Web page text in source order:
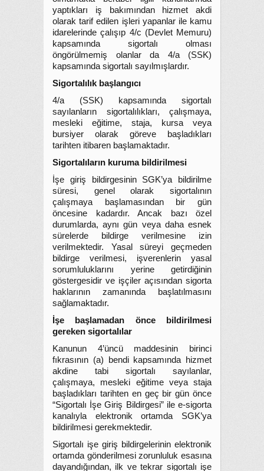
yaptıkları iş bakımından hizmet akdi
olarak tarif edilen işleri yapanlar ile kamu
idarelerinde çalışıp 4/c (Devlet Memuru)
kapsamında sigortalı olması
öngörülmemiş olanlar da 4/a (SSK)
kapsamında sigortalı sayılmışlardır.
Sigortalılık başlangıcı
4/a (SSK) kapsamında sigortalı
sayılanların sigortalılıkları, çalışmaya,
mesleki eğitime, staja, kursa veya
bursiyer olarak göreve başladıkları
tarihten itibaren başlamaktadır.
Sigortalıların kuruma bildirilmesi
İşe giriş bildirgesinin SGK’ya bildirilme
süresi, genel olarak sigortalının
çalışmaya başlamasından bir gün
öncesine kadardır. Ancak bazı özel
durumlarda, aynı gün veya daha esnek
sürelerde bildirge verilmesine izin
verilmektedir. Yasal süreyi geçmeden
bildirge verilmesi, işverenlerin yasal
sorumluluklarını yerine getirdiğinin
göstergesidir ve işçiler açısından sigorta
haklarının zamanında başlatılmasını
sağlamaktadır.
İşe başlamadan önce bildirilmesi
gereken sigortalılar
Kanunun 4’üncü maddesinin birinci
fıkrasının (a) bendi kapsamında hizmet
akdine tabi sigortalı sayılanlar,
çalışmaya, mesleki eğitime veya staja
başladıkları tarihten en geç bir gün önce
“Sigortalı İşe Giriş Bildirgesi” ile e-sigorta
kanalıyla elektronik ortamda SGK’ya
bildirilmesi gerekmektedir.
Sigortalı işe giriş bildirgelerinin elektronik
ortamda gönderilmesi zorunluluk esasına
dayandığından, ilk ve tekrar sigortalı işe